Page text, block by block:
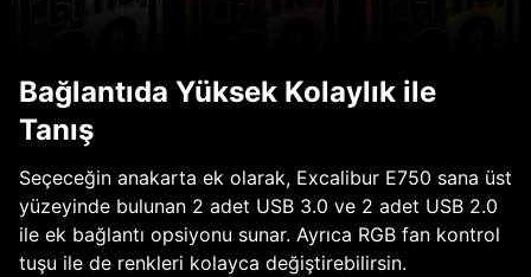
Bağlantıda Yüksek Kolaylık ile
Tanış
Seçeceğin anakarta ek olarak, Excalibur E750 sana üst
yüzeyinde bulunan 2 adet USB 3.0 ve 2 adet USB 2.0
ile ek bağlantı opsiyonu sunar. Ayrıca RGB fan kontrol
tuşu ile de renkleri kolayca değiştirebilirsin.